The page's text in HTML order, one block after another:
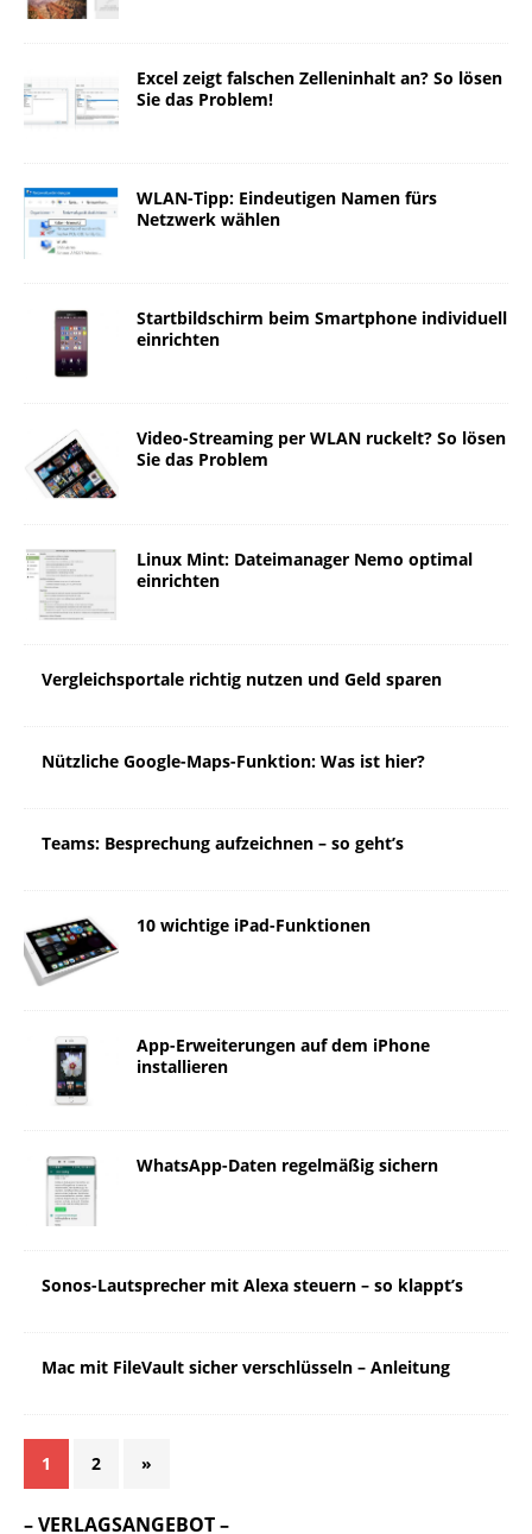
Excel zeigt falschen Zelleninhalt an? So lösen
Sie das Problem!
WLAN-Tipp: Eindeutigen Namen fürs
Netzwerk wählen
Startbildschirm beim Smartphone individuell
einrichten
Video-Streaming per WLAN ruckelt? So lösen
Sie das Problem
Linux Mint: Dateimanager Nemo optimal
einrichten
Vergleichsportale richtig nutzen und Geld sparen
Nützliche Google-Maps-Funktion: Was ist hier?
Teams: Besprechung aufzeichnen – so geht’s
10 wichtige iPad-Funktionen
App-Erweiterungen auf dem iPhone
installieren
WhatsApp-Daten regelmäßig sichern
Sonos-Lautsprecher mit Alexa steuern – so klappt’s
Mac mit FileVault sicher verschlüsseln – Anleitung
1 2 »
– VERLAGSANGEBOT –